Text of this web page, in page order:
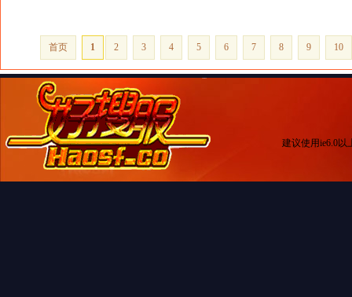
首页 1 2 3 4 5 6 7 8 9 10
建议使用ie6.0以